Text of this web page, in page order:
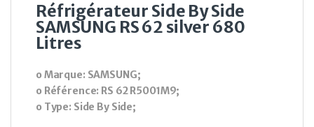
Réfrigérateur Side By Side
SAMSUNG RS 62 silver 680
Litres
o Marque: SAMSUNG;
o Référence: RS 62 R5001M9;
o Type: Side By Side;